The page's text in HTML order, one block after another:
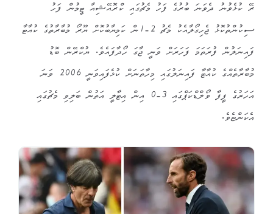
ރޭ ކުޅެވުނު ދެވަނަ ބުރުގެ ފަހު މެޗުގައި ކްރޮއޭޝިއާ ޓީމުން ފަހު
ސިކުންތުކޮޅު ޖެހިގޯލާއެކު މެޗު 2-1ން ކަމިޔާބުކޮށް ޔޫރޯ މުބާރާތުގެ ކުއާޓާ
ފައިނަލުން ފުރަތަމަ ފަހަރަށް ވަނީ ޖާގަ ހޯދާފައެވެ. ޔުކްރޭން ބޮޑު
މުބާރާތެއްގެ ކުއާޓާ ފައިނަލުގައި މިހާތަނަށް ކުޅެފައިވަނީ 2006 ވަނަ
އަހަރުގެ ފީފާ ވޯލްޑްކަޕްގައި 3-0 އިން އިޓާލީ އަތުން ބަލިވި މެޗުގައި
އެކަންޏެވެ.